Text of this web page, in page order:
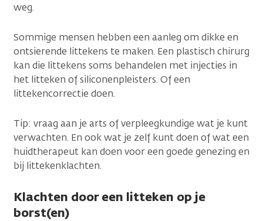
weg.
Sommige mensen hebben een aanleg om dikke en
ontsierende littekens te maken. Een plastisch chirurg
kan die littekens soms behandelen met injecties in
het litteken of siliconenpleisters. Of een
littekencorrectie doen.
Tip: vraag aan je arts of verpleegkundige wat je kunt
verwachten. En ook wat je zelf kunt doen of wat een
huidtherapeut kan doen voor een goede genezing en
bij littekenklachten.
Klachten door een litteken op je
borst(en)